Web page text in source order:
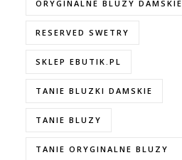
ORYGINALNE BLUZY DAMSKIE
RESERVED SWETRY
SKLEP EBUTIK.PL
TANIE BLUZKI DAMSKIE
TANIE BLUZY
TANIE ORYGINALNE BLUZY